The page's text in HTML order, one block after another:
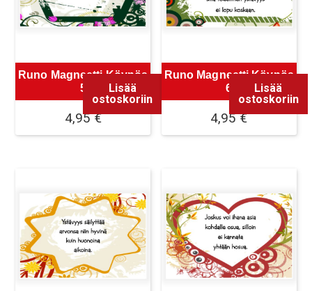
Runo Magneetti Köynös
5
4,95€
Lisää
ostoskoriin
Runo Magneetti Köynös
6
4,95€
Lisää
ostoskoriin